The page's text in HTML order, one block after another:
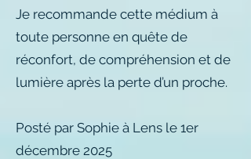
Je recommande cette médium à
toute personne en quête de
réconfort, de compréhension et de
lumière après la perte d’un proche.
Posté par Sophie à Lens le 1er
décembre 2025